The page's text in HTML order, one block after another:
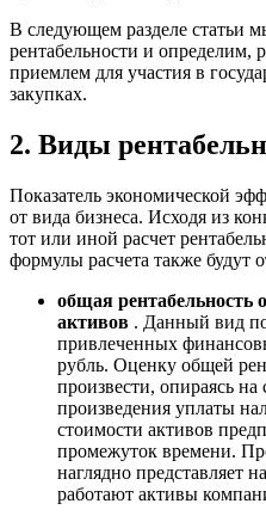
В следующем разделе статьи
рентабельности и определим,
приемлем для участия в
закупках.
2. Виды
Показатель экономической
от вида бизнеса. Исходя из
тот или иной расчет
формулы расчета также будут
общая рентабельность
активов . Данный вид
привлеченных
рубль. Оценку общей
произвести, опираясь
произведения уплаты
стоимости активов
промежуток времени.
наглядно представляет
работают активы